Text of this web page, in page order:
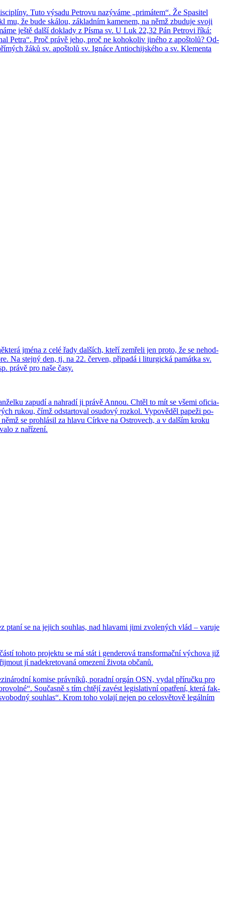
Tuto vý­sa­du Pe­t­ro­vu na­zý­vá­me „pri­má­tem“. Že Spa­si­tel
že bude ská­lou, zá­klad­ním ka­me­nem, na němž zbu­du­je svoji
ještě další do­kla­dy z Písma sv. U Luk 22,32 Pán Pe­t­ro­vi říká:
Petra“. Proč právě jeho, proč ne ko­ho­ko­liv ji­né­ho z apoš­to­lů? Od­
žáků sv. apoš­to­lů sv. Ig­ná­ce An­ti­o­chij­ské­ho a sv. Kle­men­ta
jména z celé řady dal­ších, kteří ze­mře­li jen proto, že se ne­hod­
Na stej­ný den, tj. na 22. čer­ven, při­pa­dá i li­tur­gic­ká pa­mát­ka sv.
právě pro naše časy.
za­pu­dí a na­hra­dí ji právě Annou. Chtěl to mít se všemi ofi­ci­a­
rukou, čímž od­star­to­val osu­do­vý rozkol. Vy­po­vě­děl pa­pe­ži po­
se pro­hlá­sil za hlavu Církve na Os­t­ro­vech, a v dal­ším kroku
z na­ří­ze­ní.
se na je­jich sou­hlas, nad hla­va­mi jimi zvo­le­ných vlád – va­ru­je
to­ho­to pro­jek­tu se má stát i gen­de­ro­vá trans­for­mač­ní vý­cho­va již
jí na­de­kre­to­va­ná ome­ze­ní ži­vo­ta ob­ča­nů.
ko­mi­se práv­ní­ků, po­rad­ní orgán OSN, vydal pří­ruč­ku pro
Sou­čas­ně s tím chtě­jí za­vést le­gisla­tiv­ní opat­ře­ní, která fak­
sou­hlas“. Krom toho vo­la­jí nejen po ce­lo­svě­to­vě le­gál­ním